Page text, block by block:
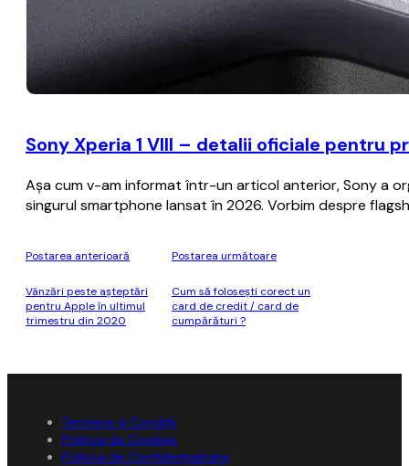
Sony Xperia 1 VIII – detalii oficiale pentru
Aşa cum v-am informat într-un articol anterior, Sony a
singurul smartphone lansat în 2026. Vorbim despre
Postarea anterioară
Vânzări peste aşteptări
pentru Apple în ultimul
trimestru din 2020
Postarea următoare
Cum să foloseşti corect un
card de credit / card de
cumpărături ?
Termene și Condiții
Politica de Cookies
Politica de Confidențialitate